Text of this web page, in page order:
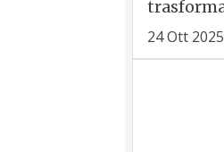
24 Ott 2025